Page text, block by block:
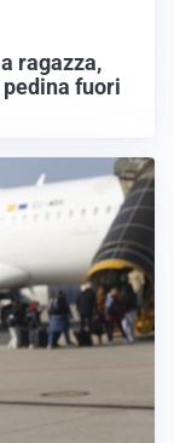
ragazza,
pedina fuori